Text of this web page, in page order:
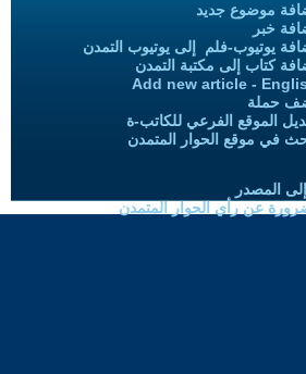
موضوع جديد
خبر
يوتيوب-فلم إلى يوتيوب التمدن
كتاب إلى مكتبة التمدن
Add new article -
حملة
الموقع الفرعي للكاتب-ة
في موقع الحوار المتمدن
المصدر
عن رأي الحوار المتمدن